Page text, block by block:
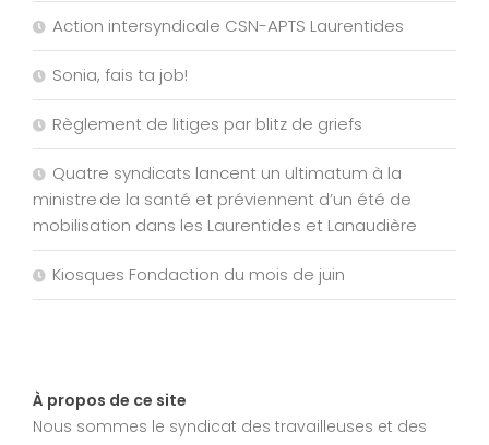
Action intersyndicale CSN-APTS Laurentides
Sonia, fais ta job!
Règlement de litiges par blitz de griefs
Quatre syndicats lancent un ultimatum à la
ministre de la santé et préviennent d’un été de
mobilisation dans les Laurentides et Lanaudière
Kiosques Fondaction du mois de juin
À propos de ce site
Nous sommes le syndicat des travailleuses et des